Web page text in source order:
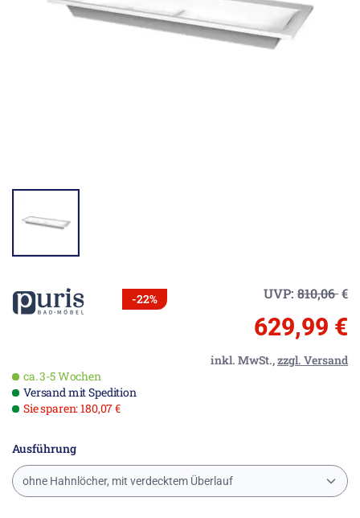
-22% UVP: 810,06€
629,99 €
inkl. MwSt.,zzgl. Versand
ca. 3-5 Wochen
Versand mit Spedition
Sie sparen: 180,07 €
Ausführung
ohne Hahnlöcher, mit verdecktem Überlauf